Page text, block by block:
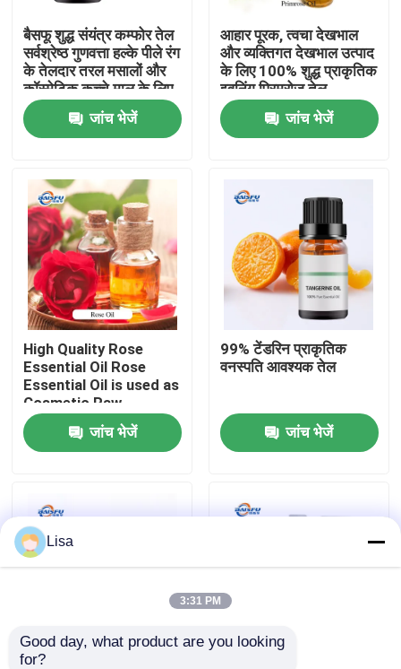
उत्पाद
वीडियो
वी.आर. शो
हमारे बारे में
कारखाने का दौरा
हमसे संपर्क करें
खाद्य पदार्थों के स्वाद
बैसफू शुद्ध संयंत्र कम्फोर तेल
सर्वश्रेष्ठ गुणवत्ता हल्के पीले रंग
के तेलदार तरल मसालों और
कॉस्मेटिक कच्चे माल के लिए
जांच भेजें
आहार पूरक, त्वचा देखभाल
और व्यक्तिगत देखभाल उत्पाद
के लिए 100% शुद्ध प्राकृतिक
इवनिंग प्रिमरोज़ तेल
जांच भेजें
High Quality Rose
Essential Oil Rose
Essential Oil is used as
Cosmetic Raw
Material
जांच भेजें
99% टेंडरिन प्राकृतिक
वनस्पति आवश्यक तेल
जांच भेजें
99% सरसों प्राकृतिक
Lisa
3:31 PM
Good day, what product are you looking
for?